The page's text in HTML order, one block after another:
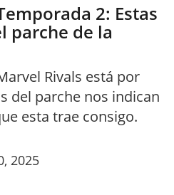
2: Estas
parche de la
Rivals está por
del parche nos indican
esta trae consigo.
2025